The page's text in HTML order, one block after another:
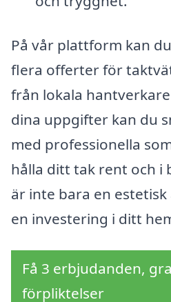
På vår plattform kan
flera offerter för
från lokala
dina uppgifter kan du
med professionella
hålla ditt tak rent och i
är inte bara en
en investering i ditt
Få 3 erbjudanden,
förpliktelser